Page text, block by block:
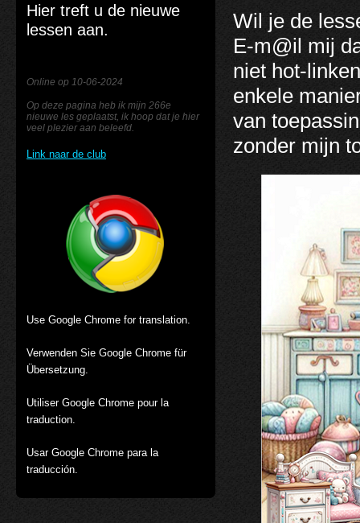
Hier treft u de nieuwe
lessen aan.
Online op 10-06-2024
Op deze pagina heb ik mijn 266e
nieuwe les geplaatst, ik hoop dat je hier
veel plezier aan beleefd.
Link naar de club
Use Google Chrome for translation.
Verwenden Sie Google Chrome für
Übersetzung.
Utiliser Google Chrome pour la
traduction.
Usar Google Chrome para la
traducción.
Wil je de
E-m@il mij
niet hot-
enkele
van
zonder mijn